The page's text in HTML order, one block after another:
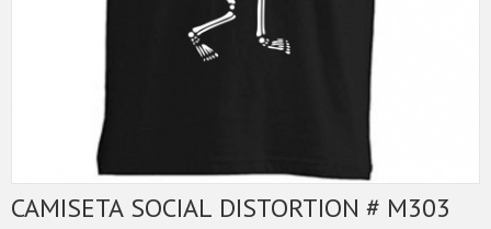
CAMISETA SOCIAL DISTORTION # M303